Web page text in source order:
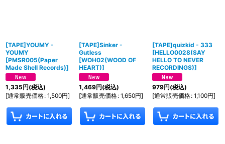
[TAPE]YOUMY -
YOUMY
[PMSR005(Paper
Made Shell Records)]
1,335円(税込)
[通常販売価格: 1,500円]
[TAPE]Sinker -
Gutless
[WOH02(WOOD OF
HEART)]
1,469円(税込)
[通常販売価格: 1,650円]
[TAPE]quizkid - 333
[HELLO0028(SAY
HELLO TO NEVER
RECORDINGS)]
979円(税込)
[通常販売価格: 1,100円]